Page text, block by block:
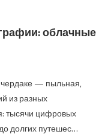
облачные
чердаке — пыльная,
из разных
тысячи цифровых
долгих путешес…